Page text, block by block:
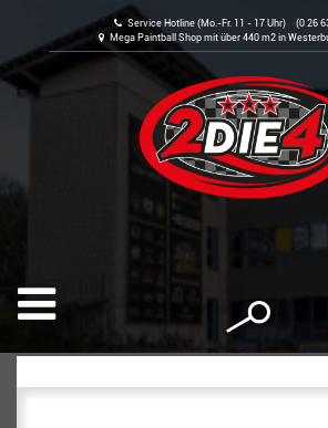
Service Hotline (Mo.-Fr. 11 - 17 Uhr) (0 26
Mega Paintball Shop mit über 440 m2 in